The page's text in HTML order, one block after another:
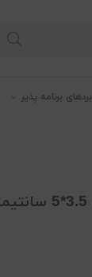
بردهای برنامه پذیر